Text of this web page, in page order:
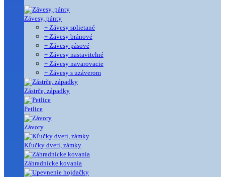
Závesy, pánty
+ Závesy splietané
+ Závesy bránové
+ Závesy pásové
+ Závesy nastavitelné
+ Závesy navarovacie
+ Závesy s uzáverom
Zástrče, západky
Petlice
Závory
Kľučky dverí, zámky
Záhradnícke kovania